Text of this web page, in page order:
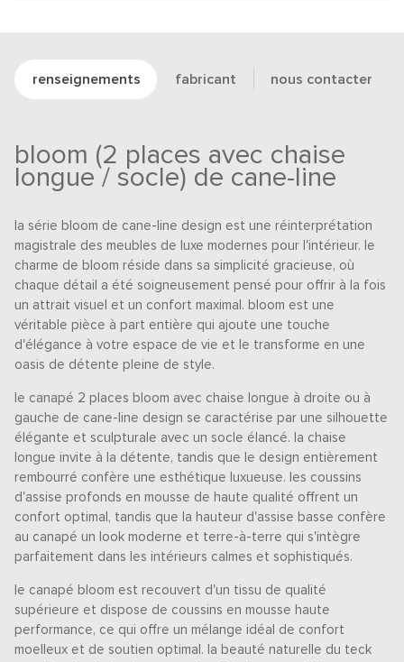
renseignements fabricant nous contacter
bloom (2 places avec chaise
longue / socle) de cane-line
la série bloom de cane-line design est une réinterprétation
magistrale des meubles de luxe modernes pour l'intérieur. le
charme de bloom réside dans sa simplicité gracieuse, où
chaque détail a été soigneusement pensé pour offrir à la fois
un attrait visuel et un confort maximal. bloom est une
véritable pièce à part entière qui ajoute une touche
d'élégance à votre espace de vie et le transforme en une
oasis de détente pleine de style.
le canapé 2 places bloom avec chaise longue à droite ou à
gauche de cane-line design se caractérise par une silhouette
élégante et sculpturale avec un socle élancé. la chaise
longue invite à la détente, tandis que le design entièrement
rembourré confère une esthétique luxueuse. les coussins
d'assise profonds en mousse de haute qualité offrent un
confort optimal, tandis que la hauteur d'assise basse confère
au canapé un look moderne et terre-à-terre qui s'intègre
parfaitement dans les intérieurs calmes et sophistiqués.
le canapé bloom est recouvert d'un tissu de qualité
supérieure et dispose de coussins en mousse haute
performance, ce qui offre un mélange idéal de confort
moelleux et de soutien optimal. la beauté naturelle du teck